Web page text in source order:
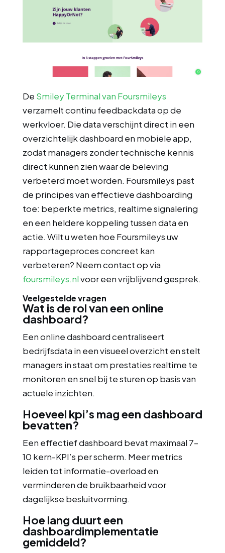
De Smiley Terminal van Foursmileys
verzamelt continu feedbackdata op de
werkvloer. Die data verschijnt direct in een
overzichtelijk dashboard en mobiele app,
zodat managers zonder technische kennis
direct kunnen zien waar de beleving
verbeterd moet worden. Foursmileys past
de principes van effectieve dashboarding
toe: beperkte metrics, realtime signalering
en een heldere koppeling tussen data en
actie. Wilt u weten hoe Foursmileys uw
rapportageproces concreet kan
verbeteren? Neem contact op via
foursmileys.nlvoor een vrijblijvend gesprek.
Veelgestelde vragen
Wat is de rol van een online
dashboard?
Een online dashboard centraliseert
bedrijfsdata in een visueel overzicht en stelt
managers in staat om prestaties realtime te
monitoren en snel bij te sturen op basis van
actuele inzichten.
Hoeveel kpi’s mag een dashboard
bevatten?
Een effectief dashboard bevat maximaal 7–
10 kern-KPI’s per scherm. Meer metrics
leiden tot informatie-overload en
verminderen de bruikbaarheid voor
dagelijkse besluitvorming.
Hoe lang duurt een
dashboardimplementatie
gemiddeld?